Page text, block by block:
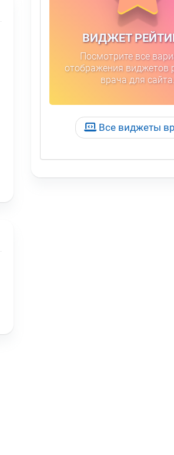
ВИДЖЕТ
Посмотрите все
отображения виджетов
врача для сайта.
Все виджеты